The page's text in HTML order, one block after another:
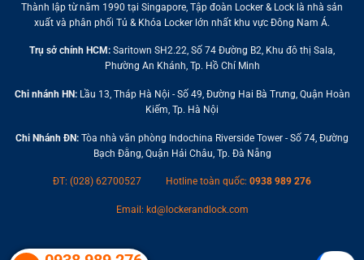
Thành lập từ năm 1990 tại Singapore, Tập đoàn Locker & Lock là nhà sản
xuất và phân phối Tủ & Khóa Locker lớn nhất khu vực Đông Nam Á.
Trụ sở chính HCM: Saritown SH2.22, Số 74 Đường B2, Khu đô thị Sala,
Phường An Khánh, Tp. Hồ Chí Minh
Chi nhánh HN:Lầu 13, Tháp Hà Nội - Số 49, Đường Hai Bà Trưng, Quận Hoàn
Kiếm, Tp. Hà Nội
Chi Nhánh ĐN: Tòa nhà văn phòng Indochina Riverside Tower - Số 74, Đường
Bạch Đằng, Quận Hải Châu, Tp. Đà Nẵng
ĐT: (028) 62700527 Hotline toàn quốc: 0938 989 276
Email: kd@lockerandlock.com